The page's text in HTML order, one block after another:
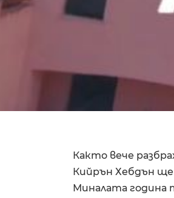
Както вече
Кийрън Хебдън ще
Миналата година